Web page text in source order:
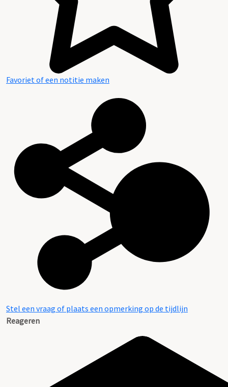
Favoriet of een notitie maken
Stel een vraag of plaats een opmerking op de tijdlijn
Reageren